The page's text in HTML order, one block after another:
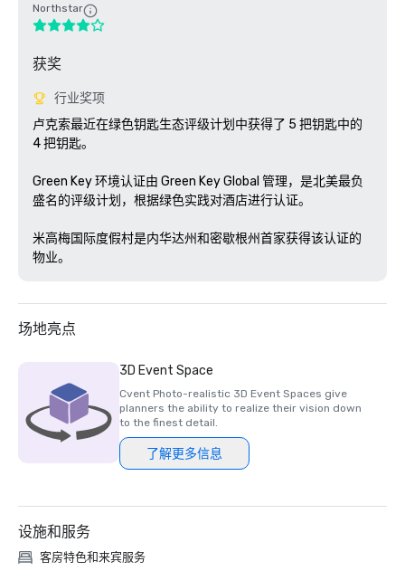
Northstar
获奖
行业奖项
卢克索最近在绿色钥匙生态评级计划中获得了 5 把钥匙中的
4 把钥匙。
Green Key 环境认证由 Green Key Global 管理，是北美最负
盛名的评级计划，根据绿色实践对酒店进行认证。
米高梅国际度假村是内华达州和密歇根州首家获得该认证的
场地亮点
3D Event Space
Cvent Photo-realistic 3D Event Spaces give
planners the ability to realize their vision down
to the finest detail.
了解更多信息
设施和服务
客房特色和来宾服务